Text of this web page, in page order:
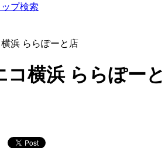
プ検索
浜 ららぽーと店
コ横浜 ららぽー